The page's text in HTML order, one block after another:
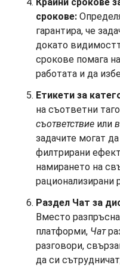
срокове:
гарантира, че
докато
срокове помага
работата и да
Етикети за
на съответни
съответствие или
задачите могат
филтрирани
намирането на
рационализирани
Раздел Чат за
Вместо
платформи, Чат
разговори,
да си